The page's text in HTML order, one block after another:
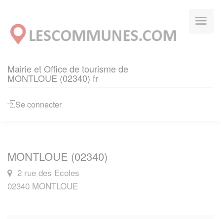
Mairie et Office de tourisme de
MONTLOUE (02340) fr
Se connecter
MONTLOUE (02340)
2 rue des Ecoles
02340 MONTLOUE